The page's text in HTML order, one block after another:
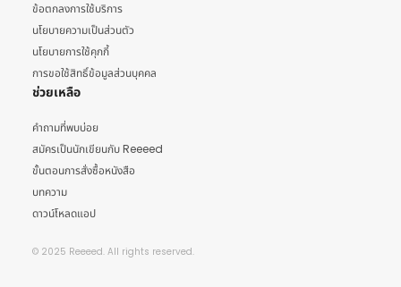
ข้อตกลงการใช้บริการ
นโยบายความเป็นส่วนตัว
นโยบายการใช้คุกกี้
การขอใช้สิทธิ์ข้อมูลส่วนบุคคล
ช่วยเหลือ
คำถามที่พบบ่อย
สมัครเป็นนักเขียนกับ Reeeed
ขั้นตอนการสั่งซื้อหนังสือ
บทความ
ดาวน์โหลดแอป
© 2025 Reeeed. All rights reserved.